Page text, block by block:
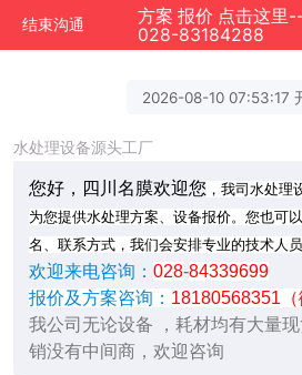
结束沟通
028-83184288
2026-08-10 07:53:17
水处理设备源头工厂
您好，四川名膜欢迎您 ，我司水处理
为您提供水处理方案、设备报价。您也可
名、联系方式，我们会安排专业的技术人员
欢迎来电咨询： 028-84339699
报价及方案咨询： 18180568351（
我公司无论设备 ，耗材均有大量
销没有中间商，欢迎咨询